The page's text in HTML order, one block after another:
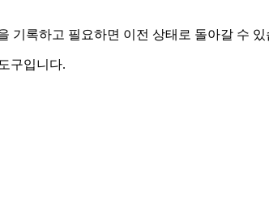
기록하고 필요하면 이전 상태로 돌아갈 수 있
구입니다.